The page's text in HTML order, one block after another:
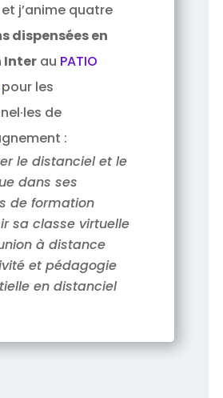
j’anime quatre
dispensées en
Inter au PATIO
pour les
de
:
le distanciel et le
dans ses
de formation
sa classe virtuelle
à distance
et pédagogie
en distanciel